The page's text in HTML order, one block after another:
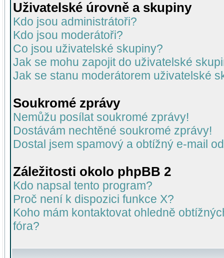
Uživatelské úrovně a skupiny
Kdo jsou administrátoři?
Kdo jsou moderátoři?
Co jsou uživatelské skupiny?
Jak se mohu zapojit do uživatelské
Jak se stanu moderátorem uživatelské
Soukromé zprávy
Nemůžu posílat soukromé zprávy!
Dostávám nechtěné soukromé zprávy!
Dostal jsem spamový a obtížný e-mail
Záležitosti okolo phpBB 2
Kdo napsal tento program?
Proč není k dispozici funkce X?
Koho mám kontaktovat ohledně
fóra?